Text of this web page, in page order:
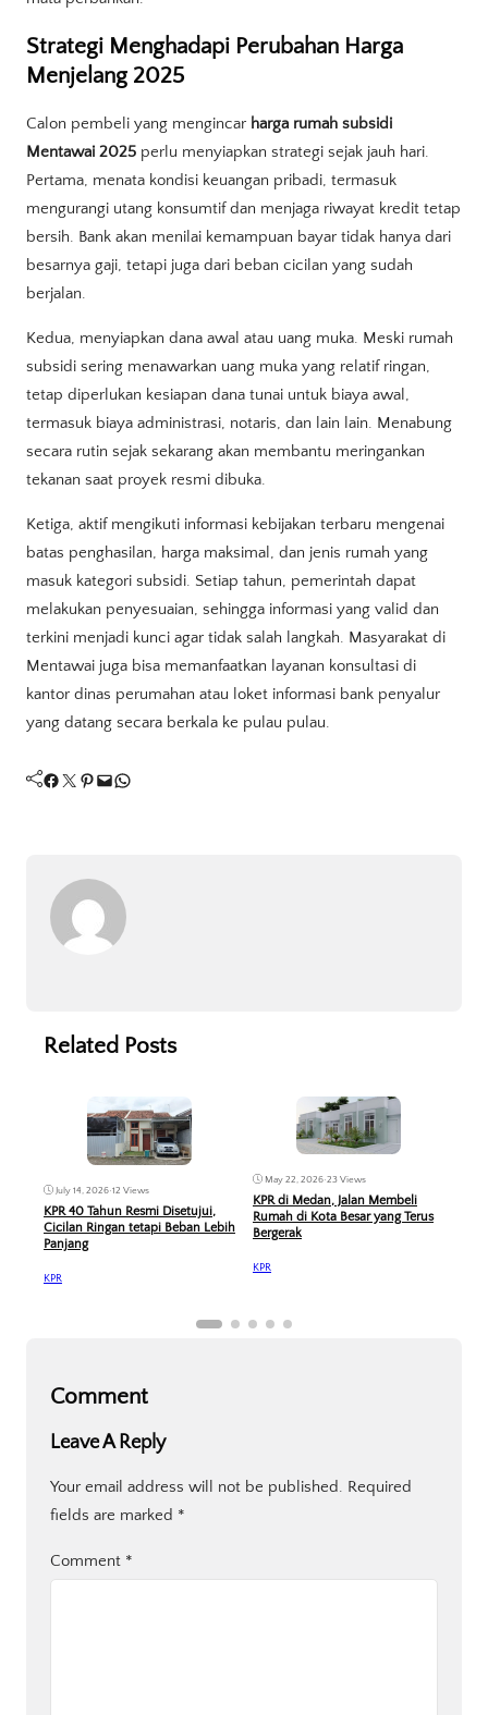
Strategi Menghadapi Perubahan Harga
Menjelang 2025
Calon pembeli yang mengincar harga rumah subsidi
Mentawai 2025 perlu menyiapkan strategi sejak jauh hari.
Pertama, menata kondisi keuangan pribadi, termasuk
mengurangi utang konsumtif dan menjaga riwayat kredit tetap
bersih. Bank akan menilai kemampuan bayar tidak hanya dari
besarnya gaji, tetapi juga dari beban cicilan yang sudah
berjalan.
Kedua, menyiapkan dana awal atau uang muka. Meski rumah
subsidi sering menawarkan uang muka yang relatif ringan,
tetap diperlukan kesiapan dana tunai untuk biaya awal,
termasuk biaya administrasi, notaris, dan lain lain. Menabung
secara rutin sejak sekarang akan membantu meringankan
tekanan saat proyek resmi dibuka.
Ketiga, aktif mengikuti informasi kebijakan terbaru mengenai
batas penghasilan, harga maksimal, dan jenis rumah yang
masuk kategori subsidi. Setiap tahun, pemerintah dapat
melakukan penyesuaian, sehingga informasi yang valid dan
terkini menjadi kunci agar tidak salah langkah. Masyarakat di
Mentawai juga bisa memanfaatkan layanan konsultasi di
kantor dinas perumahan atau loket informasi bank penyalur
yang datang secara berkala ke pulau pulau.
Facebook Twitter Pinterest Mail WhatsApp
Related Posts
July 14, 2026•12 Views
KPR 40 Tahun Resmi Disetujui,
Cicilan Ringan tetapi Beban Lebih
Panjang
KPR
May 22, 2026•23 Views
KPR di Medan, Jalan Membeli
Rumah di Kota Besar yang Terus
Bergerak
KPR
Comment
Leave A Reply
Your email address will not be published. Required
fields are marked *
Comment *